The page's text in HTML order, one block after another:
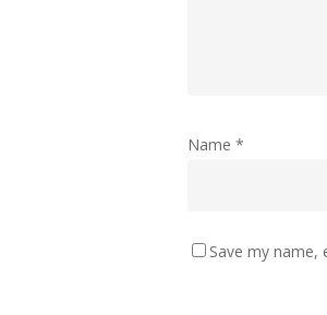
Name *
Save my